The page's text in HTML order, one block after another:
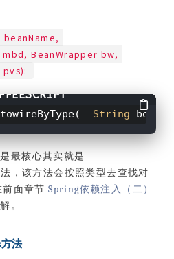
BeanWrapper bw,
String
最核心其实就是
，该方法会按照类型去查找对
前面章节Spring依赖注入（二）
。
法